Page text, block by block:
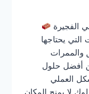
الفجيرة
التي يحتاجها
والممرات
من أفضل حلول
العملي